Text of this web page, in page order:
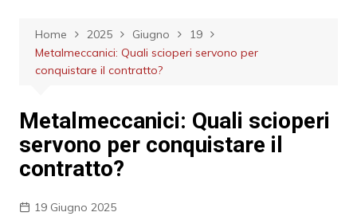
Home 2025 Giugno
19
Metalmeccanici: Quali scioperi servono per
conquistare il contratto?
Metalmeccanici: Quali scioperi
servono per conquistare il
contratto?
19 Giugno 2025